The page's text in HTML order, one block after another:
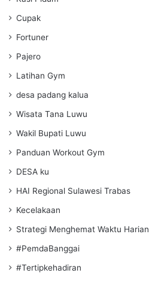
Cupak
Fortuner
Pajero
Latihan Gym
desa padang kalua
Wisata Tana Luwu
Wakil Bupati Luwu
Panduan Workout Gym
DESA ku
HAI Regional Sulawesi Trabas
Kecelakaan
Strategi Menghemat Waktu Harian
#PemdaBanggai
#Tertipkehadiran